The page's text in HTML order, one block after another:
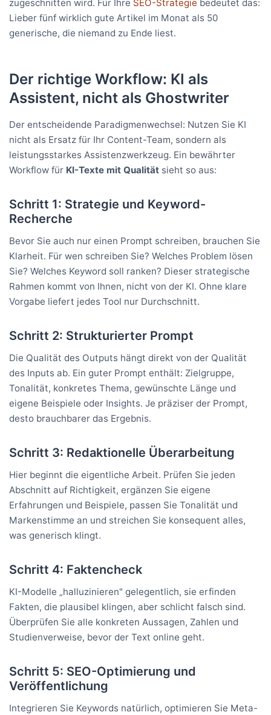
zugeschnitten wird. Für Ihre SEO-Strategie bedeutet das:
Lieber fünf wirklich gute Artikel im Monat als 50
generische, die niemand zu Ende liest.
Der richtige Workflow: KI als
Assistent, nicht als Ghostwriter
Der entscheidende Paradigmenwechsel: Nutzen Sie KI
nicht als Ersatz für Ihr Content-Team, sondern als
leistungsstarkes Assistenzwerkzeug. Ein bewährter
Workflow für KI-Texte mit Qualität sieht so aus:
Schritt 1: Strategie und Keyword-
Recherche
Bevor Sie auch nur einen Prompt schreiben, brauchen Sie
Klarheit. Für wen schreiben Sie? Welches Problem lösen
Sie? Welches Keyword soll ranken? Dieser strategische
Rahmen kommt von Ihnen, nicht von der KI. Ohne klare
Vorgabe liefert jedes Tool nur Durchschnitt.
Schritt 2: Strukturierter Prompt
Die Qualität des Outputs hängt direkt von der Qualität
des Inputs ab. Ein guter Prompt enthält: Zielgruppe,
Tonalität, konkretes Thema, gewünschte Länge und
eigene Beispiele oder Insights. Je präziser der Prompt,
desto brauchbarer das Ergebnis.
Schritt 3: Redaktionelle Überarbeitung
Hier beginnt die eigentliche Arbeit. Prüfen Sie jeden
Abschnitt auf Richtigkeit, ergänzen Sie eigene
Erfahrungen und Beispiele, passen Sie Tonalität und
Markenstimme an und streichen Sie konsequent alles,
was generisch klingt.
Schritt 4: Faktencheck
KI-Modelle „halluzinieren" gelegentlich, sie erfinden
Fakten, die plausibel klingen, aber schlicht falsch sind.
Überprüfen Sie alle konkreten Aussagen, Zahlen und
Studienverweise, bevor der Text online geht.
Schritt 5: SEO-Optimierung und
Veröffentlichung
Integrieren Sie Keywords natürlich, optimieren Sie Meta-